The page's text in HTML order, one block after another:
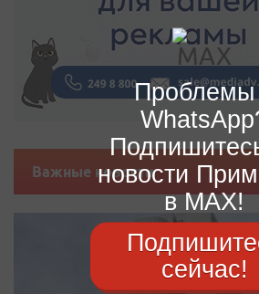
Важные новости
Проблемы
новости
в MAX!
сейчас!